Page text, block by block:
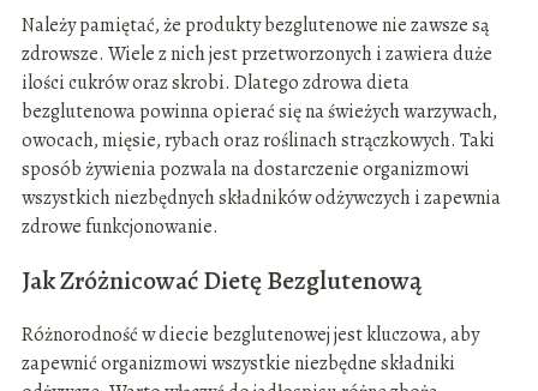
Należy pamiętać, że produkty bezglutenowe nie zawsze są
zdrowsze. Wiele z nich jest przetworzonych i zawiera duże
ilości cukrów oraz skrobi. Dlatego zdrowa dieta
bezglutenowa powinna opierać się na świeżych warzywach,
owocach, mięsie, rybach oraz roślinach strączkowych. Taki
sposób żywienia pozwala na dostarczenie organizmowi
wszystkich niezbędnych składników odżywczych i zapewnia
zdrowe funkcjonowanie.
Jak Zróżnicować Dietę Bezglutenową
Różnorodność w diecie bezglutenowej jest kluczowa, aby
zapewnić organizmowi wszystkie niezbędne składniki